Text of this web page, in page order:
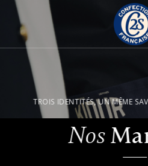
Passer
contenu
TROIS IDENTITÉS, UN MÊME
Nos